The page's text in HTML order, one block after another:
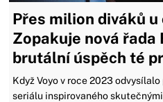
Přes milion diváků u
Zopakuje nová
brutální úspěch té
Když Voyo v roce 2023
seriálu inspirovaného